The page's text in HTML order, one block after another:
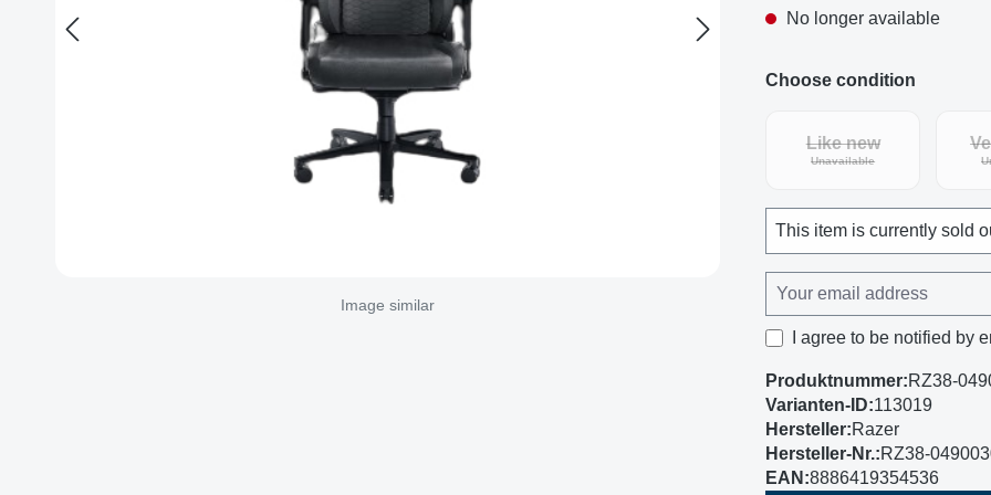
Image similar
No longer available
Choose condition
Like new
Unavailable(This option is
This item is currently sold
I agree to be notified by
Produktnummer:RZ38-
Varianten-ID:113019
Hersteller:Razer
Hersteller-Nr.:RZ38-
EAN:8886419354536